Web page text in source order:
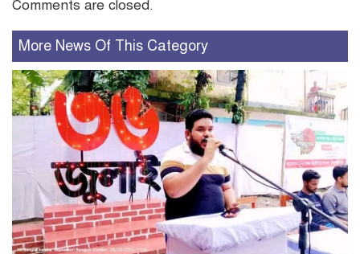
Comments are closed.
More News Of This Category